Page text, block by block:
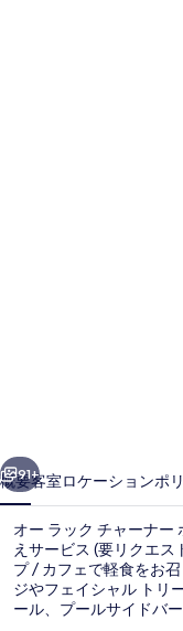
ー
ナ
ー
ホ
テ
91+
概要客室ロケーションポ
オー ラック チャーナー
えサービス (要リクエ
プ / カフェで軽食をお
ジやフェイシャル トリ
ール、プールサイドバ